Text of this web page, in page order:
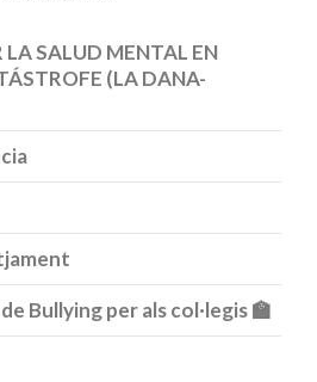
LA SALUD MENTAL EN
(LA DANA-
Bullying per als col·legis 🏫